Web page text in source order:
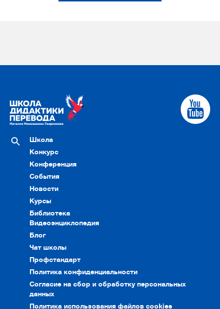
Школа
Конкурс
Конференция
События
Новости
Курсы
Библиотека
Видеоэнциклопедия
Блог
Чат школы
Профстандарт
Политика конфиденциальности
Согласие на сбор и обработку персональных
данных
Политика использования файлов cookies